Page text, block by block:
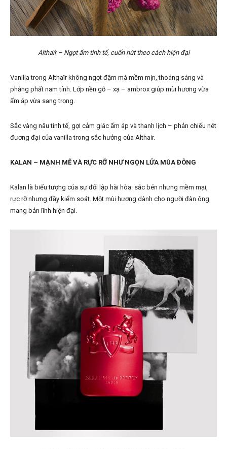
Althaïr – Ngọt ấm tinh tế, cuốn hút theo cách hiện đại
Vanilla trong Althaïr không ngọt đậm mà mềm mịn, thoáng sáng và
phảng phất nam tính. Lớp nền gỗ – xạ – ambrox giúp mùi hương vừa
ấm áp vừa sang trọng.
Sắc vàng nâu tinh tế, gợi cảm giác ấm áp và thanh lịch – phản chiếu nét
đương đại của vanilla trong sắc hưởng của Althair.
KALAN – MẠNH MẼ VÀ RỰC RỠ NHƯ NGỌN LỬA MÙA ĐÔNG
Kalan là biểu tượng của sự đối lập hài hòa: sắc bén nhưng mềm mại,
rực rỡ nhưng đầy kiểm soát. Một mùi hương dành cho người đàn ông
mang bản lĩnh hiện đại.